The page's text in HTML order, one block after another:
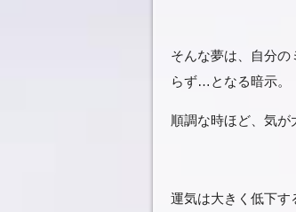
そんな夢は、自分
らず…となる暗示。
順調な時ほど、気が
運気は大きく低下す